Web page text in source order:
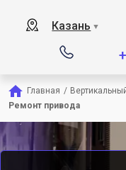
Казань ▼
Главная /
Ремонт привода